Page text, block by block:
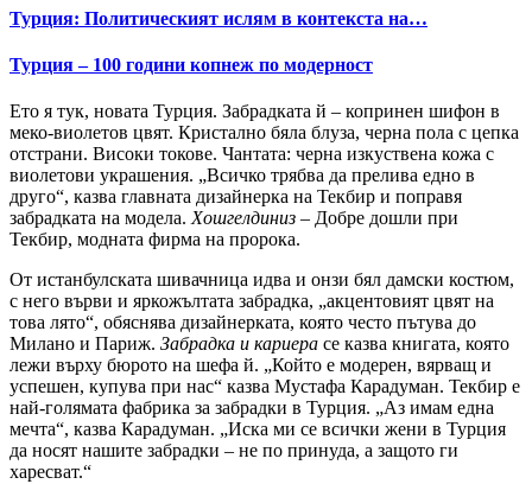
Турция: Политическият ислям в контекста на…
Турция – 100 години копнеж по модерност
Ето я тук, новата Турция. Забрадката й – копринен шифон в
меко-виолетов цвят. Кристално бяла блуза, черна пола с цепка
отстрани. Високи токове. Чантата: черна изкуствена кожа с
виолетови украшения. „Всичко трябва да прелива едно в
друго“, казва главната дизайнерка на Текбир и поправя
забрадката на модела. Хошгелдиниз – Добре дошли при
Текбир, модната фирма на пророка.
От истанбулската шивачница идва и онзи бял дамски костюм,
с него върви и яркожълтата забрадка, „акцентовият цвят на
това лято“, обяснява дизайнерката, която често пътува до
Милано и Париж. Забрадка и кариера се казва книгата, която
лежи върху бюрото на шефа й. „Който е модерен, вярващ и
успешен, купува при нас“ казва Мустафа Карадуман. Текбир е
най-голямата фабрика за забрадки в Турция. „Аз имам една
мечта“, казва Карадуман. „Иска ми се всички жени в Турция
да носят нашите забрадки – не по принуда, а защото ги
харесват.“